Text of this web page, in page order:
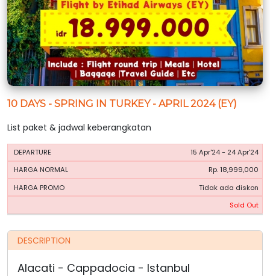
10 DAYS - SPRING IN TURKEY - APRIL 2024 (EY)
List paket & jadwal keberangkatan
PERIODE
HARGA
15 Apr'24 - 24 Apr'24
Rp. 18,999,000
Tidak ada diskon
Sold Out
DESCRIPTION
Alacati - Cappadocia - Istanbul